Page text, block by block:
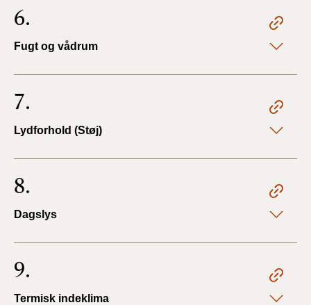
2018)
2010)
6.
Fugt og vådrum
7.
Lydforhold (Støj)
8.
Dagslys
9.
Termisk indeklima